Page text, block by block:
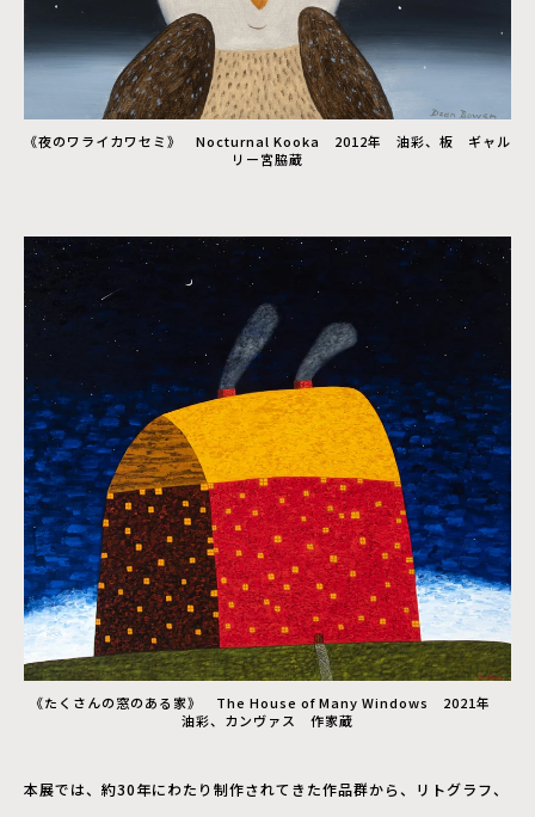
《夜のワライカワセミ》 Nocturnal Kooka 2012年 油彩、板 ギャル
リー宮脇蔵
《たくさんの窓のある家》 The House of Many Windows 2021年
油彩、カンヴァス 作家蔵
本展では、約30年にわたり制作されてきた作品群から、リトグラフ、